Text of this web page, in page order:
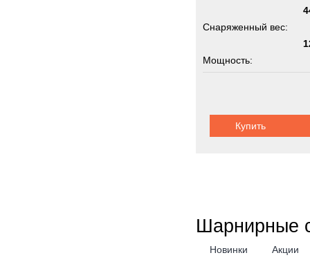
Снаряженный вес:
Мощность:
Купить
Шарнирные
Новинки Акции